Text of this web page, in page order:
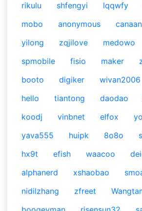
rikulu
shfengyi lqqwfy
mobo
anonymous canaan
yilong
zqjilove medowo
spmobile
fisio maker
booto
digiker wivan2006
hello
tiantong daodao
koodj
vinbnet elfox
yava555
huipk 8o8o
hx9t
efish waacoo
alphanerd
xshaobao
nidilzhang
zfreet